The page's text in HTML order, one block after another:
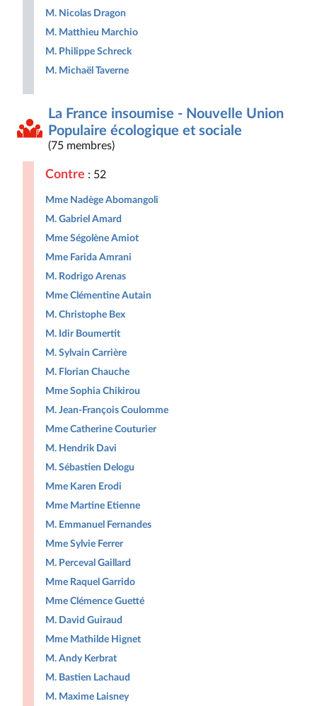
M. Nicolas Dragon
M. Matthieu Marchio
M. Philippe Schreck
M. Michaël Taverne
La France insoumise - Nouvelle Union
Populaire écologique et sociale
(75 membres)
Contre : 52
Mme Nadège Abomangoli
M. Gabriel Amard
Mme Ségolène Amiot
Mme Farida Amrani
M. Rodrigo Arenas
Mme Clémentine Autain
M. Christophe Bex
M. Idir Boumertit
M. Sylvain Carrière
M. Florian Chauche
Mme Sophia Chikirou
M. Jean-François Coulomme
Mme Catherine Couturier
M. Hendrik Davi
M. Sébastien Delogu
Mme Karen Erodi
Mme Martine Etienne
M. Emmanuel Fernandes
Mme Sylvie Ferrer
M. Perceval Gaillard
Mme Raquel Garrido
Mme Clémence Guetté
M. David Guiraud
Mme Mathilde Hignet
M. Andy Kerbrat
M. Bastien Lachaud
M. Maxime Laisney